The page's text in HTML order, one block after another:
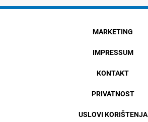
MARKETING
IMPRESSUM
KONTAKT
PRIVATNOST
USLOVI KORIŠTENJA